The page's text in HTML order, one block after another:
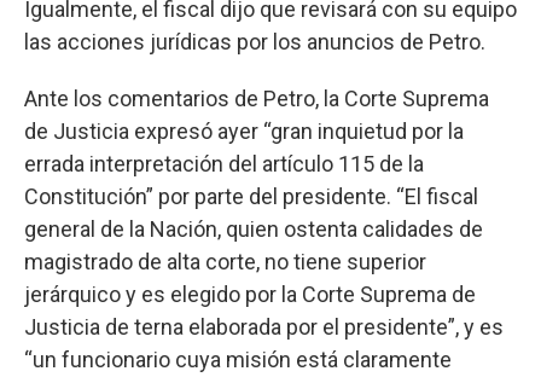
Igualmente, el fiscal dijo que revisará con su equipo
las acciones jurídicas por los anuncios de Petro.
Ante los comentarios de Petro, la Corte Suprema
de Justicia expresó ayer “gran inquietud por la
errada interpretación del artículo 115 de la
Constitución” por parte del presidente. “El fiscal
general de la Nación, quien ostenta calidades de
magistrado de alta corte, no tiene superior
jerárquico y es elegido por la Corte Suprema de
Justicia de terna elaborada por el presidente”, y es
“un funcionario cuya misión está claramente